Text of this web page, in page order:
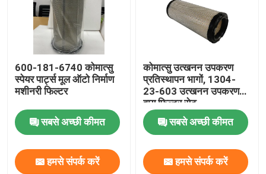
600-181-6740 कोमात्सु
स्पेयर पार्ट्स मूल ऑटो निर्माण
मशीनरी फिल्टर
सबसे अच्छी कीमत
हमसे संपर्क करें
कोमात्सु उत्खनन उपकरण
प्रतिस्थापन भागों, 1304-
23-603 उत्खनन उपकरण
वायु फिल्टर सेट
सबसे अच्छी कीमत
हमसे संपर्क करें